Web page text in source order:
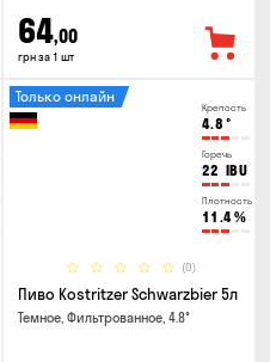
64,00
грн за 1 шт
Крепость
4.8 °
Горечь
22 IBU
Плотность
11.4%
(0)
Только онлайн
Пиво Kostritzer Schwarzbier 5л
Темное, Фильтрованное, 4.8°